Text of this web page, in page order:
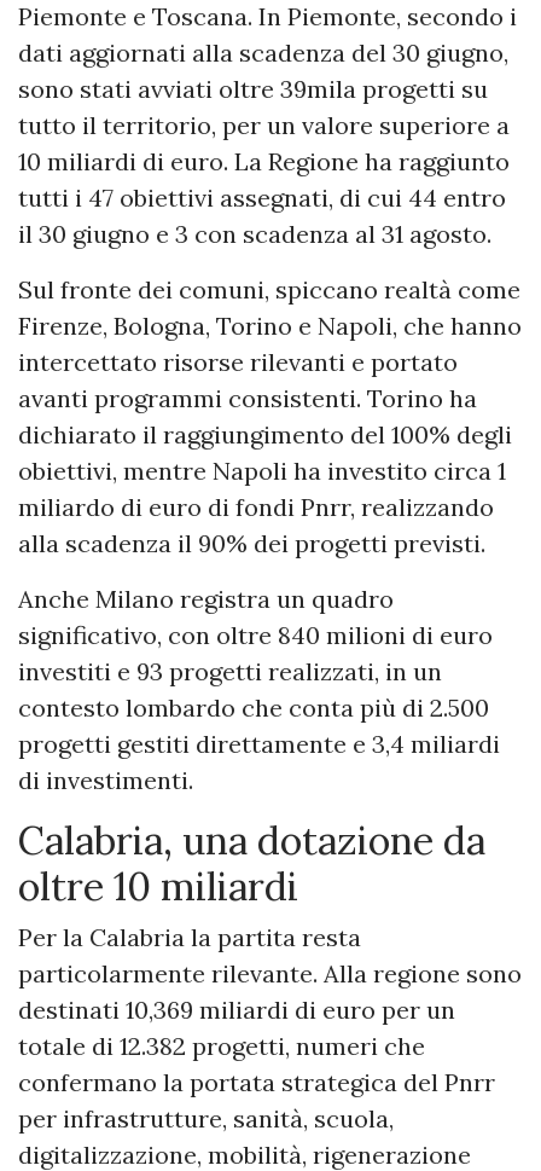
Piemonte e Toscana. In Piemonte, secondo i
dati aggiornati alla scadenza del 30 giugno,
sono stati avviati oltre 39mila progetti su
tutto il territorio, per un valore superiore a
10 miliardi di euro. La Regione ha raggiunto
tutti i 47 obiettivi assegnati, di cui 44 entro
il 30 giugno e 3 con scadenza al 31 agosto.
Sul fronte dei comuni, spiccano realtà come
Firenze, Bologna, Torino e Napoli, che hanno
intercettato risorse rilevanti e portato
avanti programmi consistenti. Torino ha
dichiarato il raggiungimento del 100% degli
obiettivi, mentre Napoli ha investito circa 1
miliardo di euro di fondi Pnrr, realizzando
alla scadenza il 90% dei progetti previsti.
Anche Milano registra un quadro
significativo, con oltre 840 milioni di euro
investiti e 93 progetti realizzati, in un
contesto lombardo che conta più di 2.500
progetti gestiti direttamente e 3,4 miliardi
di investimenti.
Calabria, una dotazione da
oltre 10 miliardi
Per la Calabria la partita resta
particolarmente rilevante. Alla regione sono
destinati 10,369 miliardi di euro per un
totale di 12.382 progetti, numeri che
confermano la portata strategica del Pnrr
per infrastrutture, sanità, scuola,
digitalizzazione, mobilità, rigenerazione